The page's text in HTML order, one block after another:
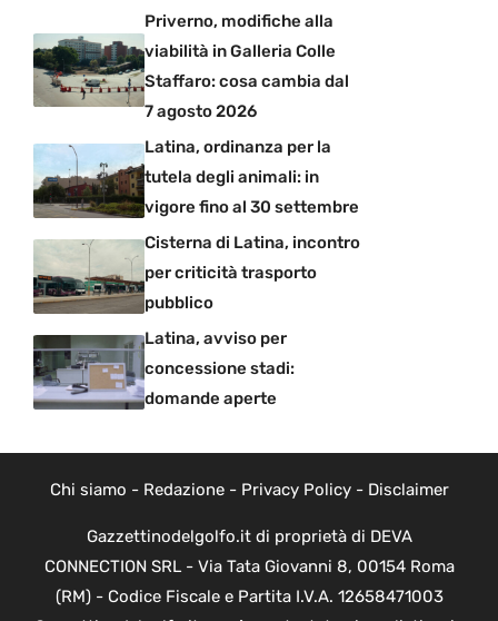
Priverno, modifiche alla
viabilità in Galleria Colle
Staffaro: cosa cambia dal
7 agosto 2026
Latina, ordinanza per la
tutela degli animali: in
vigore fino al 30 settembre
Cisterna di Latina, incontro
per criticità trasporto
pubblico
Latina, avviso per
concessione stadi:
domande aperte
Chi siamo - Redazione- Privacy Policy- Disclaimer
Gazzettinodelgolfo.it di proprietà di DEVA
CONNECTION SRL - Via Tata Giovanni 8, 00154 Roma
(RM) - Codice Fiscale e Partita I.V.A. 12658471003